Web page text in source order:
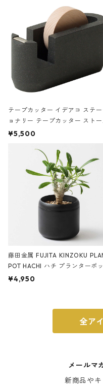
テープカッター イデアコ ステー
ョナリー テープカッター ストー
サンドカラー 石調 ideaco
¥5,500
藤田金属 FUJITA KINZOKU
POT HACHI ハチ プランターポッ
ト 3号 ブラック
¥4,950
全ア
メールマ
新商品や